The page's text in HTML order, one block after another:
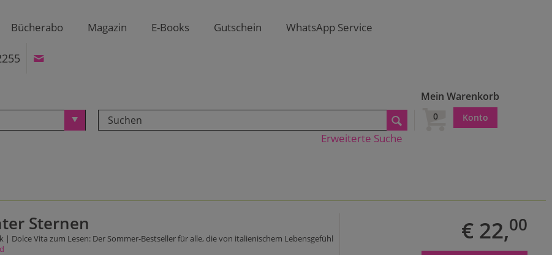
Bücherabo Magazin E-Books Gutschein WhatsApp Service
Mein Warenkorb
0 Konto
Erweiterte Suche
Sternen
| Dolce Vita zum Lesen: Der Sommer-Bestseller für alle, die von italienischem Lebensgefühl
€ 22,00